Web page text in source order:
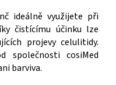
ideálně využijete při
čistícímu účinku lze
projevy celulitidy.
společnosti cosiMed
barviva.